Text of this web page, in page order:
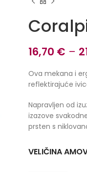
16,70 € –
Ova mekana i
reflektirajuće
Napravljen od
izazove
prsten s
VELIČINA